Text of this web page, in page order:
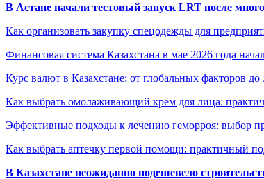
В Астане начали тестовый запуск LRT после
Как организовать закупку спецодежды для
Финансовая система Казахстана в мае 2026 года
Курс валют в Казахстане: от глобальных факторов
Как выбрать омолаживающий крем для лица:
Эффективные подходы к лечению геморроя: выбор
Как выбрать аптечку первой помощи: практичный
В Казахстане неожиданно подешевело